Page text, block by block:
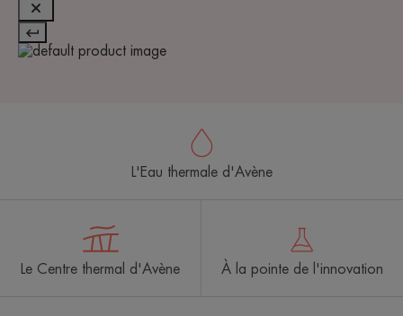
L'Eau thermale d'Avène
Le Centre thermal d'Avène À la pointe de l'innovation